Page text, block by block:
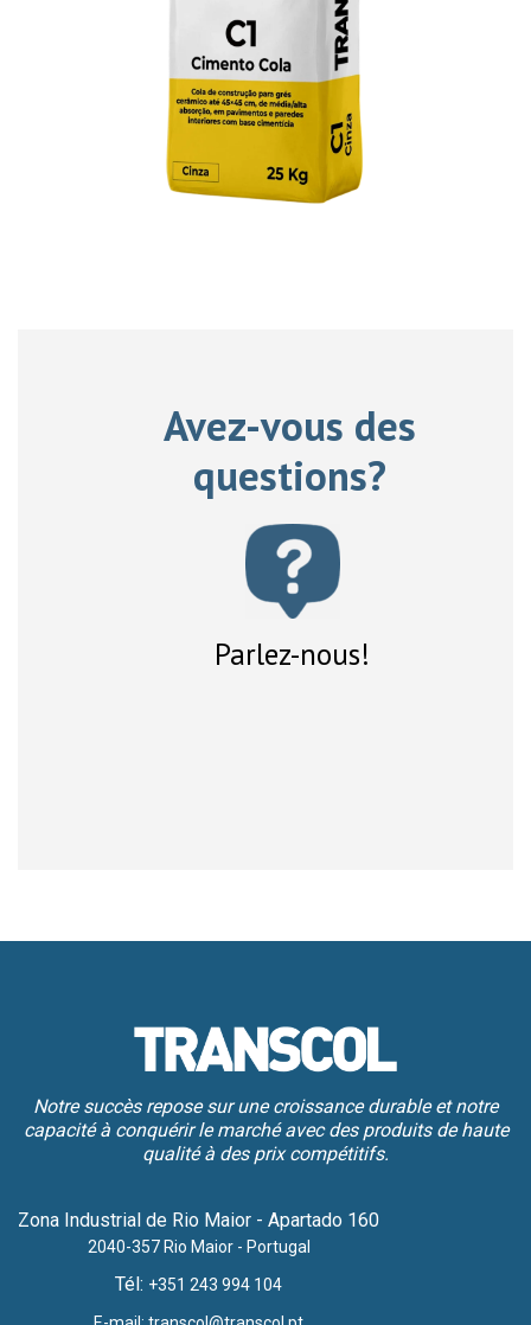
Avez-vous des
questions?
Parlez-nous!
Notre succès repose sur une croissance durable et notre
capacité à conquérir le marché avec des produits de haute
qualité à des prix compétitifs.
Zona Industrial de Rio Maior - Apartado 160
2040-357 Rio Maior - Portugal
Tél: +351 243 994 104